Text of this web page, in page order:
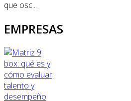
que osc...
EMPRESAS